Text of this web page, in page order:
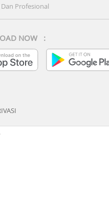
Profesional
NOW :